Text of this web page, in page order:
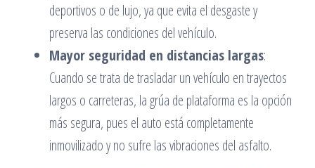
deportivos o de lujo, ya que evita el desgaste y
preserva las condiciones del vehículo.
Mayor seguridad en distancias largas:
Cuando se trata de trasladar un vehículo en trayectos
largos o carreteras, la grúa de plataforma es la opción
más segura, pues el auto está completamente
inmovilizado y no sufre las vibraciones del asfalto.